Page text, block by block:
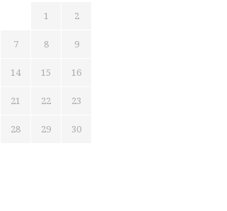
1 2
7 8 9
14 15 16
21 22 23
28 29 30